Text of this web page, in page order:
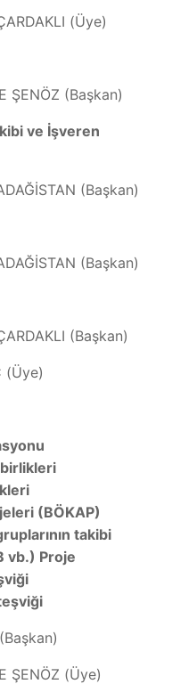
(Üye)
ŞENÖZ (Başkan)
ve İşveren
(Başkan)
(Başkan)
(Başkan)
(Üye)
(BÖKAP)
takibi
vb.) Proje
ŞENÖZ (Üye)